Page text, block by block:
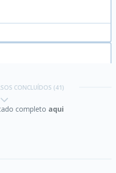
CONCLUÍDOS (41)
completo aqui